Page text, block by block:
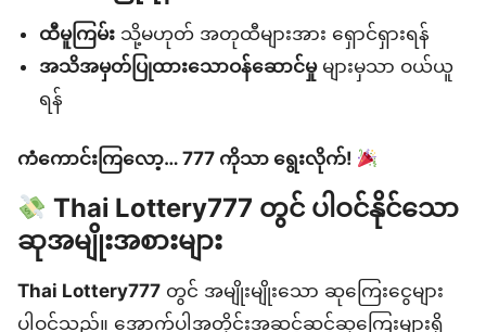
ထီမူကြမ်း သို့မဟုတ် အတုထီများအား ရှောင်ရှားရန်
အသိအမှတ်ပြုထားသောဝန်ဆောင်မှုများမှသာ ဝယ်ယူ
ရန်
ကံကောင်းကြလော့… 777 ကိုသာ ရွေးလိုက်!
Thai Lottery777 တွင် ပါဝင်နိုင်သော
ဆုအမျိုးအစားများ
Thai Lottery777 တွင် အမျိုးမျိုးသော ဆုကြေးငွေများ
ပါဝင်သည်။ အောက်ပါအတိုင်းအဆင့်ဆင့်ဆုကြေးများရှိ